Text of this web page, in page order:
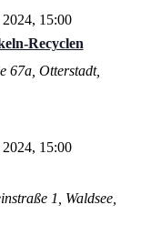
Recyclen
15:00
67a, Otterstadt,
15:00
1, Waldsee,